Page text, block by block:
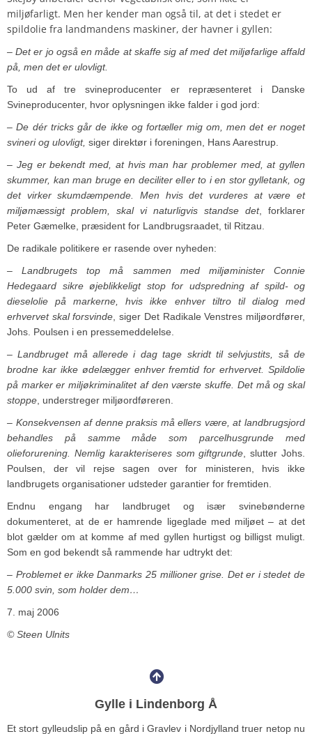
miljøfarligt. Men her kender man også til, at det i stedet er
spildolie fra landmandens maskiner, der havner i gyllen:
– Det er jo også en måde at skaffe sig af med det miljøfarlige affald
på, men det er ulovligt.
To ud af tre svineproducenter er repræsenteret i Danske
Svineproducenter, hvor oplysningen ikke falder i god jord:
– De dér tricks går de ikke og fortæller mig om, men det er noget
svineri og ulovligt, siger direktør i foreningen, Hans Aarestrup.
– Jeg er bekendt med, at hvis man har problemer med, at gyllen
skummer, kan man bruge en deciliter eller to i en stor gylletank, og
det virker skumdæmpende. Men hvis det vurderes at være et
miljømæssigt problem, skal vi naturligvis standse det, forklarer
Peter Gæmelke, præsident for Landbrugsraadet, til Ritzau.
De radikale politikere er rasende over nyheden:
– Landbrugets top må sammen med miljøminister Connie
Hedegaard sikre øjeblikkeligt stop for udspredning af spild- og
dieselolie på markerne, hvis ikke enhver tiltro til dialog med
erhvervet skal forsvinde , siger Det Radikale Venstres miljøordfører,
Johs. Poulsen i en pressemeddelelse.
– Landbruget må allerede i dag tage skridt til selvjustits, så de
brodne kar ikke ødelægger enhver fremtid for erhvervet. Spildolie
på marker er miljøkriminalitet af den værste skuffe. Det må og skal
stoppe , understreger miljøordføreren.
– Konsekvensen af denne praksis må ellers være, at landbrugsjord
behandles på samme måde som parcelhusgrunde med
olieforurening. Nemlig karakteriseres som giftgrunde , slutter Johs.
Poulsen, der vil rejse sagen over for ministeren, hvis ikke
landbrugets organisationer udsteder garantier for fremtiden.
Endnu engang har landbruget og især svinebønderne
dokumenteret, at de er hamrende ligeglade med miljøet – at det
blot gælder om at komme af med gyllen hurtigst og billigst muligt.
Som en god bekendt så rammende har udtrykt det:
– Problemet er ikke Danmarks 25 millioner grise. Det er i stedet de
5.000 svin, som holder dem…
7. maj 2006
© Steen Ulnits
Gylle i Lindenborg Å
Et stort gylleudslip på en gård i Gravlev i Nordjylland truer netop nu